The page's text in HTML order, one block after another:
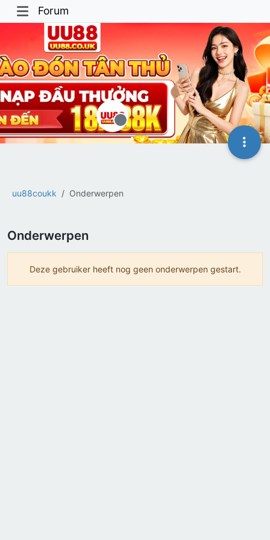
Forum
uu88coukk Onderwerpen
Offline
Onderwerpen
Deze gebruiker heeft nog geen onderwerpen gestart.